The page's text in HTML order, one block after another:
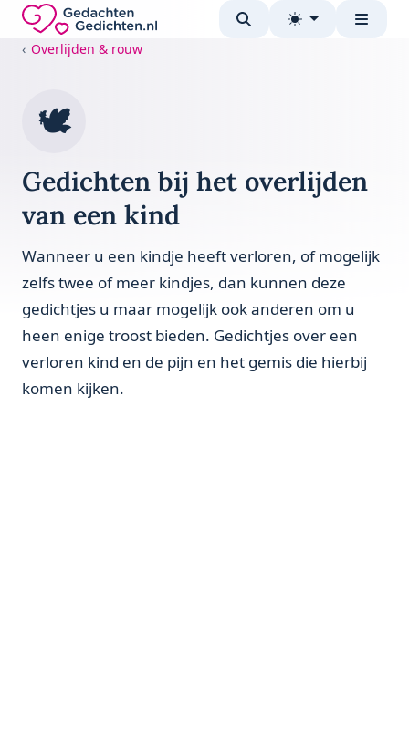
Direct naar de inhoud
Gedachten-Gedichten.nl — naar de homepage
Overlijden & rouw
🕊️
Gedichten bij het overlijden
van een kind
Wanneer u een kindje heeft verloren, of mogelijk
zelfs twee of meer kindjes, dan kunnen deze
gedichtjes u maar mogelijk ook anderen om u
heen enige troost bieden. Gedichtjes over een
verloren kind en de pijn en het gemis die hierbij
komen kijken.